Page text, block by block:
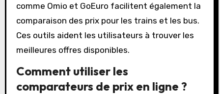
comme Omio et GoEuro facilitent également la
comparaison des prix pour les trains et les bus.
Ces outils aident les utilisateurs à trouver les
meilleures offres disponibles.
Comment utiliser les
comparateurs de prix en ligne ?